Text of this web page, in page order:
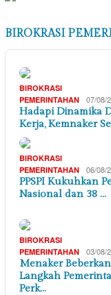
BIROKRASI
BIROKRASI
PEMERINTAHAN
07/08/
Hadapi Dinamika
Kerja, Kemnaker
BIROKRASI
PEMERINTAHAN
06/08/
PPSPI Kukuhkan
Nasional dan 38 …
BIROKRASI
PEMERINTAHAN
03/08/
Menaker Beberkan
Langkah
Perk…